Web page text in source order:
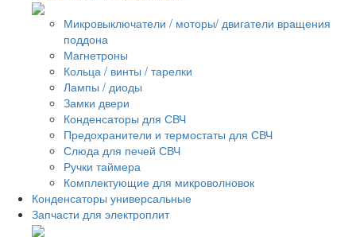
Микровыключатели / моторы/ двигатели вращения
поддона
Магнетроны
Кольца / винты / тарелки
Лампы / диоды
Замки двери
Конденсаторы для СВЧ
Предохранители и термостаты для СВЧ
Слюда для печей СВЧ
Ручки таймера
Комплектующие для микроволновок
Конденсаторы универсальные
Запчасти для электроплит